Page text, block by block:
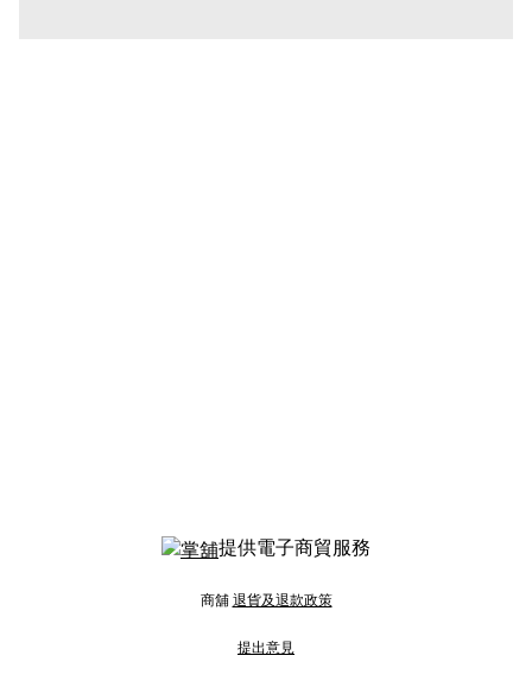
提供電子商貿服務
商舖 退貨及退款政策
提出意見